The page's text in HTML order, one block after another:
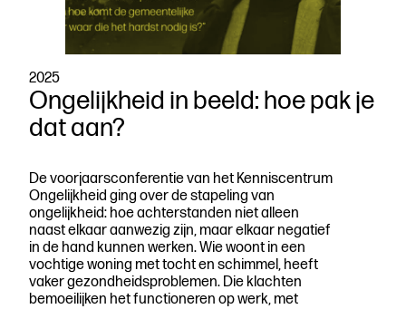
2025
Ongelijkheid in beeld: hoe pak je
dat aan?
De voorjaarsconferentie van het Kenniscentrum
Ongelijkheid ging over de stapeling van
ongelijkheid: hoe achterstanden niet alleen
naast elkaar aanwezig zijn, maar elkaar negatief
in de hand kunnen werken. Wie woont in een
vochtige woning met tocht en schimmel, heeft
vaker gezondheidsproblemen. Die klachten
bemoeilijken het functioneren op werk, met